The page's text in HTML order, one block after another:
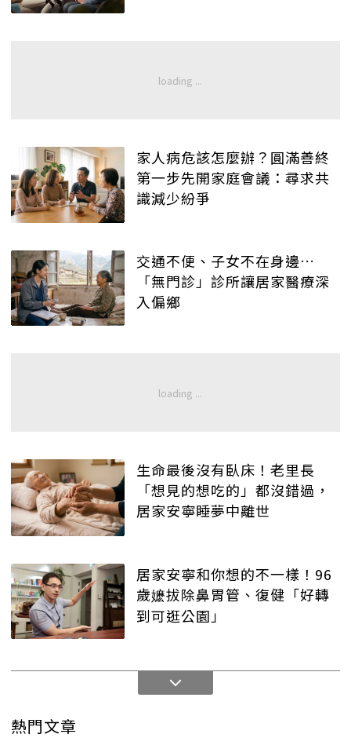
家人病危該怎麼辦？圓滿善終
第一步先開家庭會議：尋求共
識減少紛爭
交通不便、子女不在身邊…
「無門診」診所讓居家醫療深
入偏鄉
生命最後沒有臥床！老里長
「想見的想吃的」都沒錯過，
居家安寧睡夢中離世
居家安寧和你想的不一樣！96
歲嬷拔除鼻胃管、復健「好轉
到可逛公園」
熱門文章